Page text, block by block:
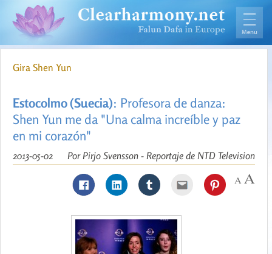
Gira Shen Yun
Estocolmo (Suecia): Profesora de danza:
Shen Yun me da "Una calma increíble y paz
en mi corazón"
Por Pirjo Svensson - Reportaje de NTD Television
2013-05-02